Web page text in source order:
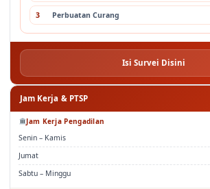
3 Perbuatan Curang
Isi Survei Disini
Jam Kerja & PTSP
Jam Kerja Pengadilan
Senin – Kamis
Jumat
Sabtu – Minggu